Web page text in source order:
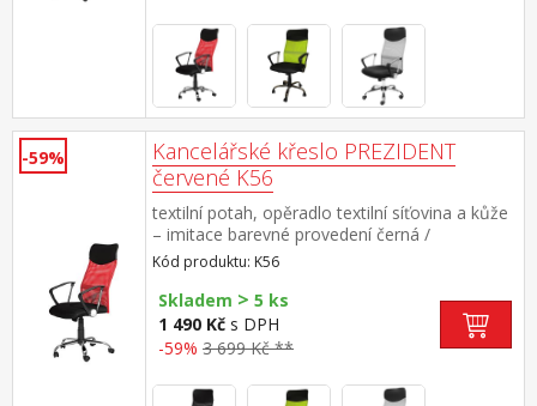
-59%
Kancelářské křeslo PREZIDENT
červené K56
textilní potah, opěradlo textilní síťovina a kůže
– imitace barevné provedení černá /
červená chromovaný kříž, houpací
mechanismus výška sedu 45-51
cm doporučená nosnost do 120 kg
Kód produktu: K56
Skladem > 5 ks
1 490 Kč s DPH
-59% 3 699 Kč **